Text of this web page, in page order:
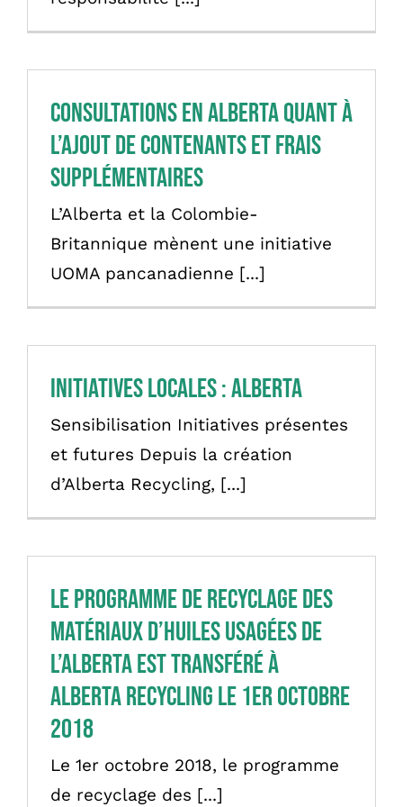
Consultations en Alberta quant à
l’ajout de contenants et frais
supplémentaires
L’Alberta et la Colombie-
Britannique mènent une initiative
UOMA pancanadienne [...]
Initiatives locales : Alberta
Sensibilisation Initiatives présentes
et futures Depuis la création
d’Alberta Recycling, [...]
Le programme de recyclage des
matériaux d’huiles usagées de
l’Alberta est transféré à
Alberta Recycling le 1er octobre
2018
Le 1er octobre 2018, le programme
de recyclage des [...]